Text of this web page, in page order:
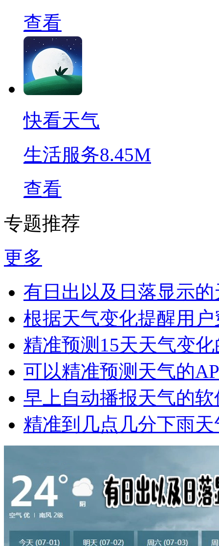
查看
快看天气
生活服务8.45M
查看
专题推荐
更多
有日出以及日落显示
根据天气变化提醒用
精准预测15天天气变
可以精准预测天气的
早上自动播报天气的软
精准到几点几分下雨天